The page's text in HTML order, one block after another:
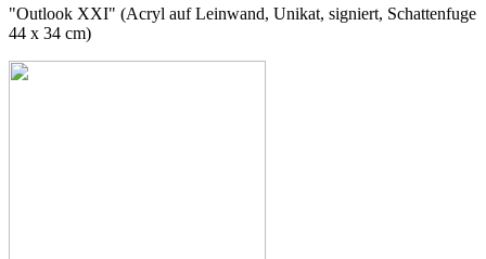
"Outlook XXI" (Acryl auf Leinwand, Unikat, signiert, Schattenfuge
44 x 34 cm)